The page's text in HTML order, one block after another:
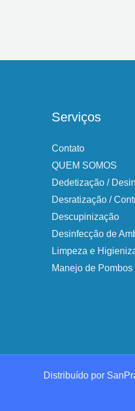
Serviços
Contato
QUEM SOMOS
Dedetização /
Desratização​ /
Descupinização​
Desinfecção de
Limpeza e
Manejo de Pombos​
Distribuído por